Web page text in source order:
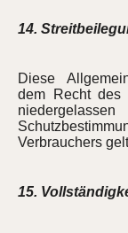
14.
Diese
dem Recht des
Verbrauchers
15.